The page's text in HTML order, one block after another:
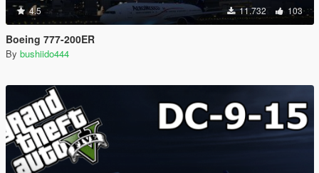
4.5 11.732 103
Boeing 777-200ER
By bushiido444